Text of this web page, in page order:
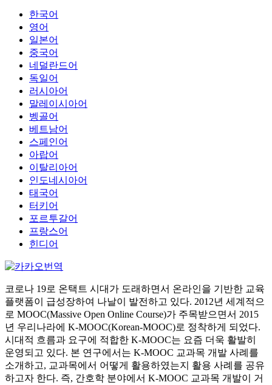
한국어
영어
일본어
중국어
네덜란드어
독일어
러시아어
말레이시아어
벵골어
베트남어
스페인어
아랍어
이탈리아어
인도네시아어
태국어
터키어
포르투갈어
프랑스어
힌디어
코로나 19로 온택트 시대가 도래하면서 온라인을 기반한 교육
플랫폼이 급성장하여 나날이 발전하고 있다. 2012년 세계적으
로 MOOC(Massive Open Online Course)가 주목받으면서 2015
년 우리나라에 K-MOOC(Korean-MOOC)로 정착하게 되었다.
시대적 흐름과 요구에 적합한 K-MOOC는 요즘 더욱 활발히
운영되고 있다. 본 연구에서는 K-MOOC 교과목 개발 사례를
소개하고, 교과목에서 어떻게 활용하였는지 활용 사례를 공유
하고자 한다. 즉, 간호학 분야에서 K-MOOC 교과목 개발이 거